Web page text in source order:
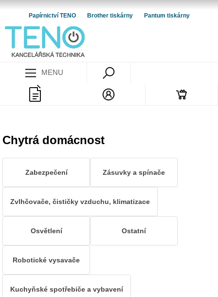
Papírnictví TENO Brother tiskárny Pantum tiskárny
MENU
Chytrá domácnost
Zabezpečení Zásuvky a spínače
Zvlhčovače, čističky vzduchu, klimatizace
Osvětlení Ostatní
Robotické vysavače
Kuchyňské spotřebiče a vybavení